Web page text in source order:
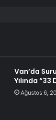
Van’da
Yılında “33
Ağustos 6,